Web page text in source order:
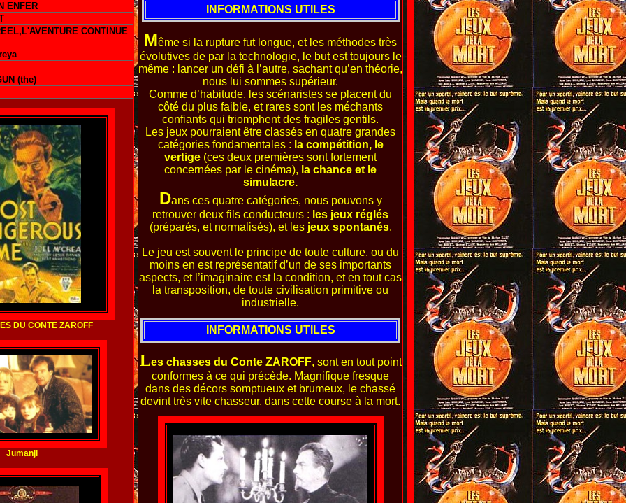
ENFER
CONTINUE
(the)
DU CONTE ZAROFF
Jumanji
INFORMATIONS UTILES
Même si la rupture fut longue, et les méthodes très
évolutives de par la technologie, le but est toujours le
même : lancer un défi à l’autre, sachant qu’en théorie,
nous lui sommes supérieur.
Comme d’habitude, les scénaristes se placent du
côté du plus faible, et rares sont les méchants
confiants qui triomphent des fragiles gentils.
Les jeux pourraient être classés en quatre grandes
catégories fondamentales : la compétition, le
vertige (ces deux premières sont fortement
concernées par le cinéma), la chance et le
simulacre.
Dans ces quatre catégories, nous pouvons y
retrouver deux fils conducteurs : les jeux réglés
(préparés, et normalisés), et les jeux spontanés.
Le jeu est souvent le principe de toute culture, ou du
moins en est représentatif d’un de ses importants
aspects, et l’imaginaire est la condition, et en tout cas
la transposition, de toute civilisation primitive ou
industrielle.
INFORMATIONS UTILES
Les chasses du Conte ZAROFF, sont en tout point
conformes à ce qui précède. Magnifique fresque
dans des décors somptueux et brumeux, le chassé
devint très vite chasseur, dans cette course à la mort.